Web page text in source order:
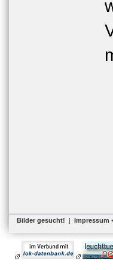
Bilder gesucht! | Impressum